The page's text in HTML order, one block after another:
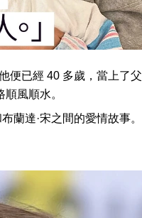
便已經 40 多歲，當上了父
風順水。
蘭達·宋之間的愛情故事。